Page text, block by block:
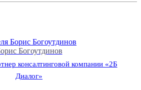
Богоутдинов
консалтинговой компании «2Б
Диалог»